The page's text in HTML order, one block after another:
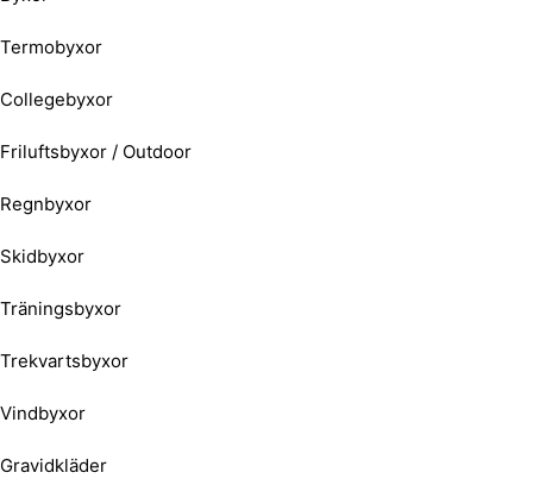
Termobyxor
Collegebyxor
Friluftsbyxor / Outdoor
Regnbyxor
Skidbyxor
Träningsbyxor
Trekvartsbyxor
Vindbyxor
Gravidkläder